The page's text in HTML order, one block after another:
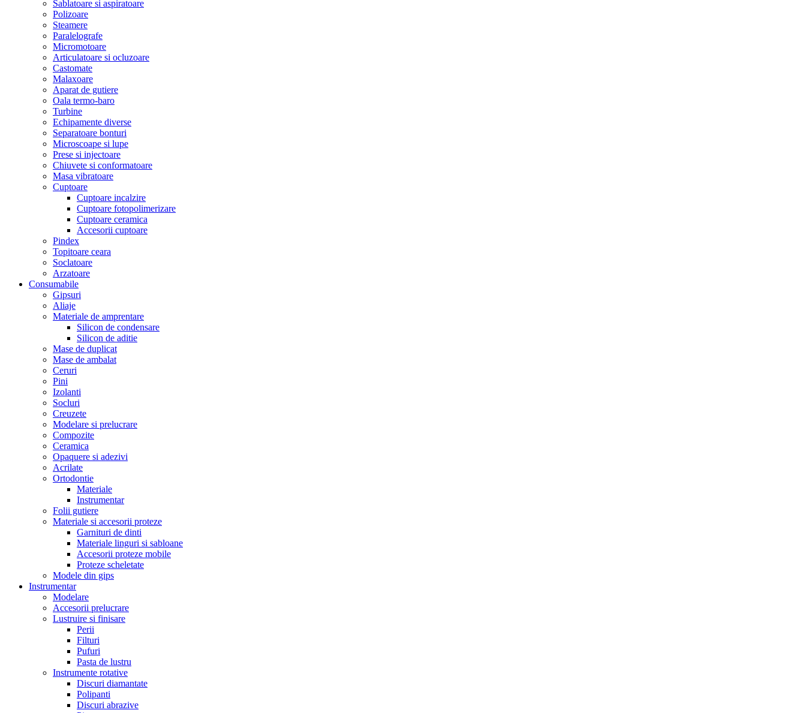
Sablatoare si aspiratoare
Polizoare
Steamere
Paralelografe
Micromotoare
Articulatoare si ocluzoare
Castomate
Malaxoare
Aparat de gutiere
Oala termo-baro
Turbine
Echipamente diverse
Separatoare bonturi
Microscoape si lupe
Prese si injectoare
Chiuvete si conformatoare
Masa vibratoare
Cuptoare
Cuptoare incalzire
Cuptoare fotopolimerizare
Cuptoare ceramica
Accesorii cuptoare
Pindex
Topitoare ceara
Soclatoare
Arzatoare
Consumabile
Gipsuri
Aliaje
Materiale de amprentare
Silicon de condensare
Silicon de aditie
Mase de duplicat
Mase de ambalat
Ceruri
Pini
Izolanti
Socluri
Creuzete
Modelare si prelucrare
Compozite
Ceramica
Opaquere si adezivi
Acrilate
Ortodontie
Materiale
Instrumentar
Folii gutiere
Materiale si accesorii proteze
Garnituri de dinti
Materiale linguri si sabloane
Accesorii proteze mobile
Proteze scheletate
Modele din gips
Instrumentar
Modelare
Accesorii prelucrare
Lustruire si finisare
Perii
Filturi
Pufuri
Pasta de lustru
Instrumente rotative
Discuri diamantate
Polipanti
Discuri abrazive